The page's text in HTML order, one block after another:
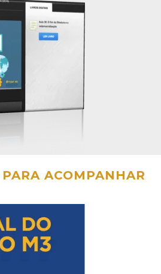
ACOMPANHAR